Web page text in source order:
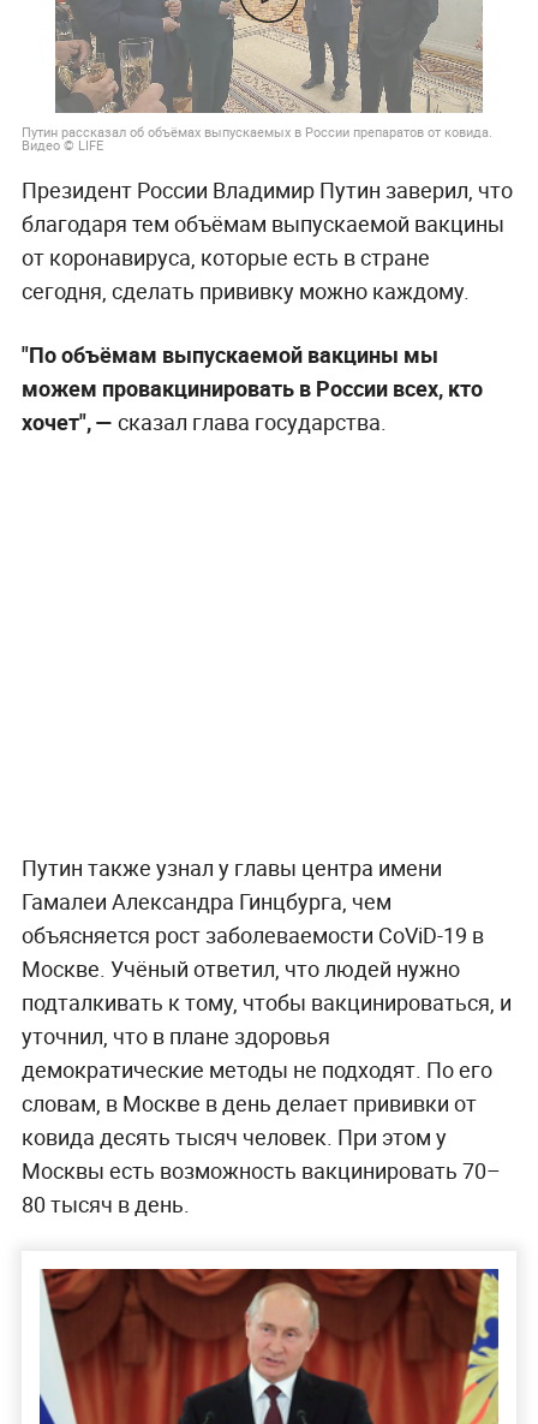
Путин рассказал об объёмах выпускаемых в России препаратов от ковида.
Видео © LIFE
Президент России Владимир Путин заверил, что
благодаря тем объёмам выпускаемой вакцины
от коронавируса, которые есть в стране
сегодня, сделать прививку можно каждому.
"По объёмам выпускаемой вакцины мы
можем провакцинировать в России всех, кто
хочет", — сказал глава государства.
Путин также узнал у главы центра имени
Гамалеи Александра Гинцбурга, чем
объясняется рост заболеваемости CoViD-19 в
Москве. Учёный ответил, что людей нужно
подталкивать к тому, чтобы вакцинироваться, и
уточнил, что в плане здоровья
демократические методы не подходят. По его
словам, в Москве в день делает прививки от
ковида десять тысяч человек. При этом у
Москвы есть возможность вакцинировать 70–
80 тысяч в день.